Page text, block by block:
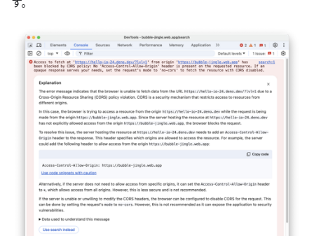
す。